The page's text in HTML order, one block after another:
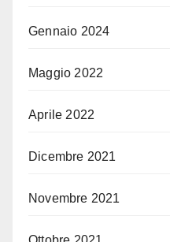
Gennaio 2024
Maggio 2022
Aprile 2022
Dicembre 2021
Novembre 2021